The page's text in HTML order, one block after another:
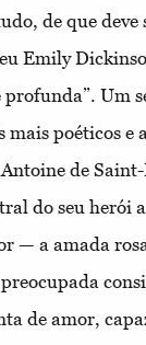
de que deve
Emily
Um
poéticos e
de
do seu herói
— a amada
de amor,